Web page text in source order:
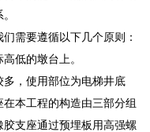
需要遵循以下几个原则：
低的墩台上。
，使用部位为电梯井底
本工程的构造由三部分组
支座通过预埋板用高强螺